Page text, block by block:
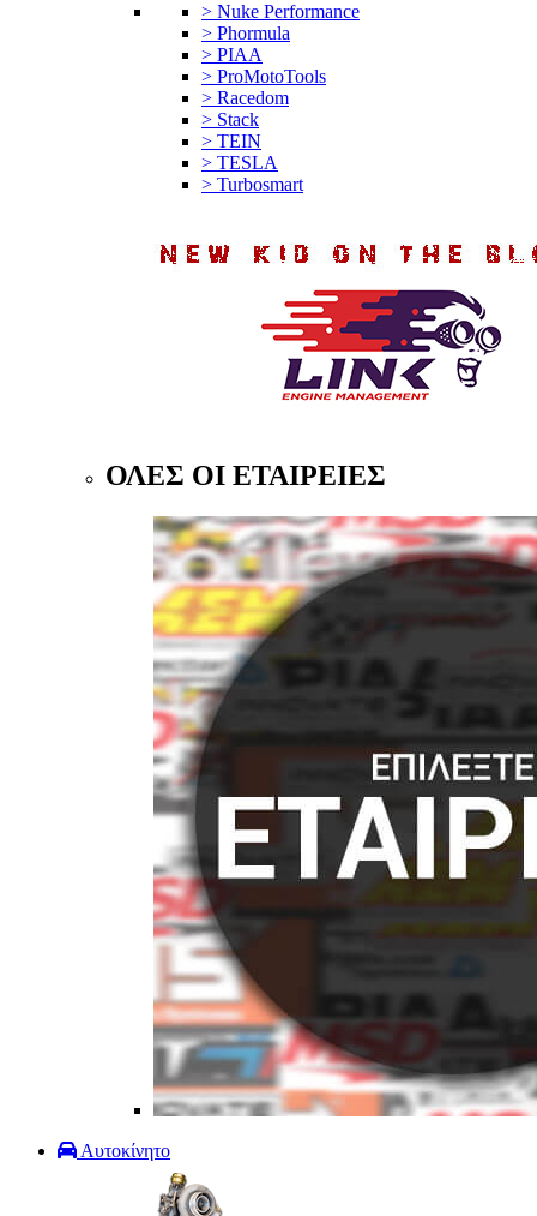
> Nuke Performance
> Phormula
> PIAA
> ProMotoTools
> Racedom
> Stack
> TEIN
> TESLA
> Turbosmart
ΟΛΕΣ ΟΙ ΕΤΑΙΡΕΙΕΣ
Αυτοκίνητο